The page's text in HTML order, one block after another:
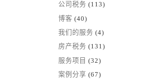
公司税务 (113)
博客 (40)
我们的服务 (4)
房产税务 (131)
服务项目 (32)
案例分享 (67)